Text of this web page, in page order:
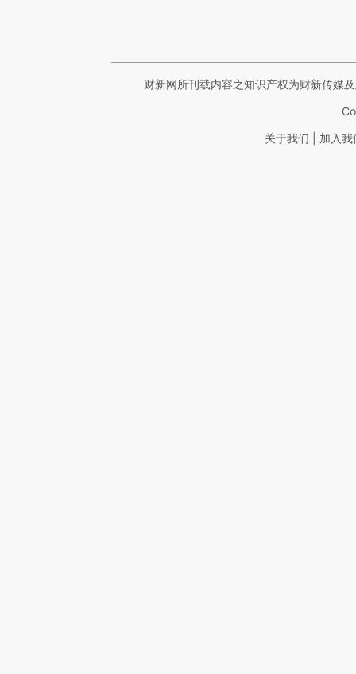
财新网所刊载内容之知识产权为财新传媒
关于我们 加入我